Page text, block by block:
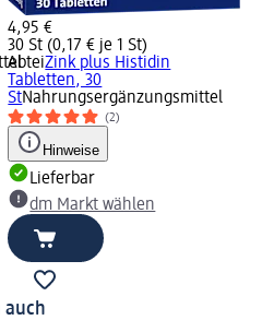
4,95 €
30 St (0,17 € je 1 St)
AbteiZink plus Histidin
Tabletten, 30
StNahrungsergänzungsmittel
(2)
Hinweise
Lieferbar
dm Markt wählen
auch